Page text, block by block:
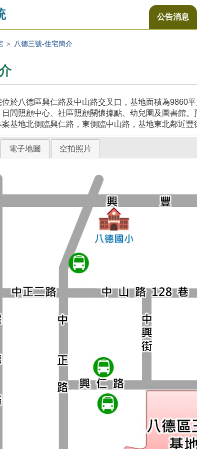
公告消息
＞ 八德三號-住宅簡介
位於八德區興仁路及中山路交叉口，基地面積為9860
間照顧中心、社區照顧關懷據點、幼兒園及圖書館
基地北側臨興仁路，東側臨中山路，基地東北鄰近豐
電子地圖 空拍照片